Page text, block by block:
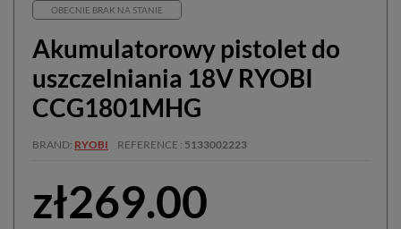
OBECNIE BRAK NA STANIE
Akumulatorowy pistolet do
uszczelniania 18V RYOBI
CCG1801MHG
BRAND RYOBI REFERENCE 5133002223
zł269.00